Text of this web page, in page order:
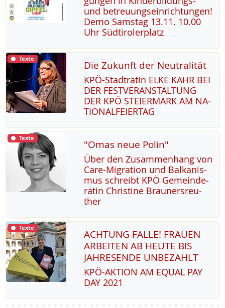
und be­t­reu­ung­s­ein­rich­tun­gen!
De­mo Sams­tag 13.11. 10.00
Uhr Süd­t­i­ro­ler­platz
Texte Die Zukunft der Neutralität
KPÖ-Stadträ­tin EL­KE KAHR BEI
DER FEST­VER­AN­STAL­TUNG
DER KPÖ STEI­ER­MARK AM NA­
TIO­NAL­FEI­ER­TAG
Texte "Omas neue Polin"
Über den Zu­sam­men­hang von
Ca­re-Mi­g­ra­ti­on und Bal­ka­nis­
mus sch­reibt KPÖ Ge­mein­de­
rä­tin Chris­ti­ne Brau­n­ers­reu­
ther
Texte
ACHTUNG FALLE! FRAUEN
ARBEITEN AB HEUTE BIS
JAHRESENDE UNBEZAHLT
KPÖ-AK­TI­ON AM EQUAL PAY
DAY 2021